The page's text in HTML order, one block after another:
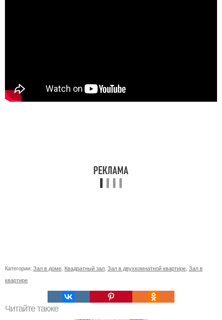
Категории: Зал в доме, Квадратный зал, Зал в двухкомнатной квартире, Зал в
квартире
Читайте также